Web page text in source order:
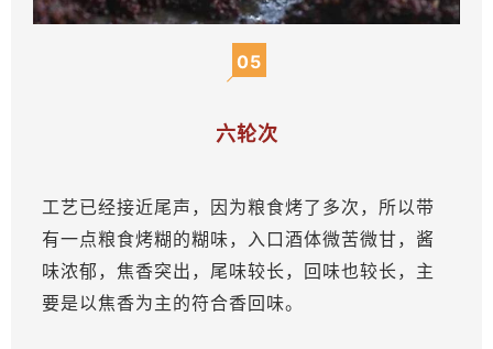
05
六轮次
工艺已经接近尾声，因为粮食烤了多次，所以带
有一点粮食烤糊的糊味，入口酒体微苦微甘，酱
味浓郁，焦香突出，尾味较长，回味也较长，主
要是以焦香为主的符合香回味。